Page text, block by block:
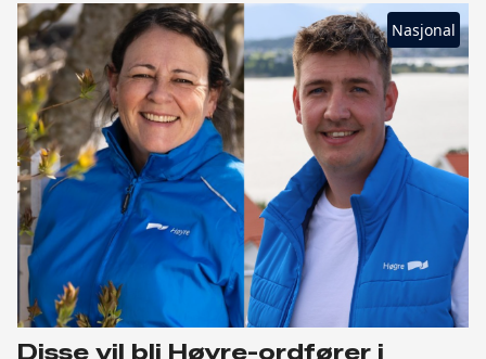
Nasjonal
Disse vil bli Høyre-ordfører i